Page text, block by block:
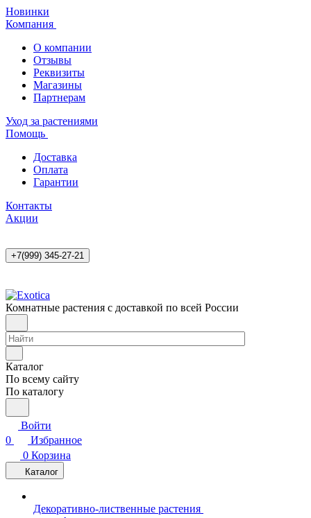
Новинки
Компания
О компании
Отзывы
Реквизиты
Магазины
Партнерам
Уход за растениями
Помощь
Доставка
Оплата
Гарантии
Контакты
Акции
+7(999) 345-27-21
Комнатные растения с доставкой по всей России
Каталог
По всему сайту
По каталогу
Войти
0
Избранное
0 Корзина
Каталог
Декоративно-лиственные растения